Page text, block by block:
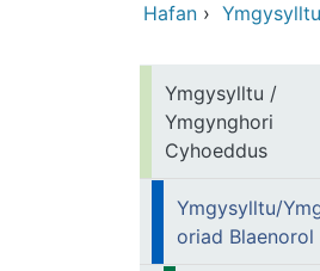
Hafan › Ymgysylltu
Ymgysylltu /
Ymgynghori
Cyhoeddus
Ymgysylltu/
oriad Blaenorol